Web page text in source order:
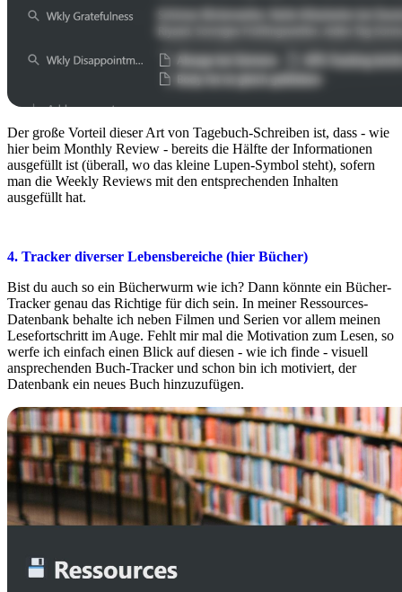
Der große Vorteil dieser Art von Tagebuch-Schreiben ist, dass - wie
hier beim Monthly Review - bereits die Hälfte der Informationen
ausgefüllt ist (überall, wo das kleine Lupen-Symbol steht), sofern
man die Weekly Reviews mit den entsprechenden Inhalten
ausgefüllt hat.
4. Tracker diverser Lebensbereiche (hier Bücher)
Bist du auch so ein Bücherwurm wie ich? Dann könnte ein Bücher-
Tracker genau das Richtige für dich sein. In meiner Ressources-
Datenbank behalte ich neben Filmen und Serien vor allem meinen
Lesefortschritt im Auge. Fehlt mir mal die Motivation zum Lesen, so
werfe ich einfach einen Blick auf diesen - wie ich finde - visuell
ansprechenden Buch-Tracker und schon bin ich motiviert, der
Datenbank ein neues Buch hinzuzufügen.